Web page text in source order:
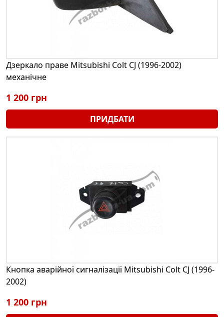
Дзеркало праве Mitsubishi Colt CJ (1996-2002)
механічне
1 200 грн
ПРИДБАТИ
Кнопка аварійної сигналізації Mitsubishi Colt CJ (1996-
2002)
1 200 грн